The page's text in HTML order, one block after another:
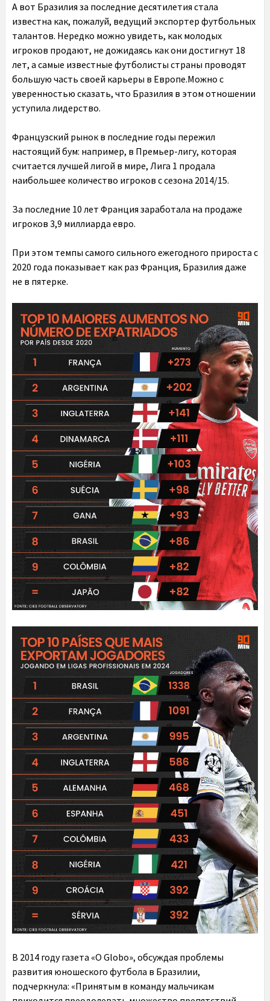
А вот Бразилия за последние десятилетия стала
известна как, пожалуй, ведущий экспортер футбольных
талантов. Нередко можно увидеть, как молодых
игроков продают, не дожидаясь как они достигнут 18
лет, а самые известные футболисты страны проводят
большую часть своей карьеры в Европе.Можно с
уверенностью сказать, что Бразилия в этом отношении
уступила лидерство.
Французский рынок в последние годы пережил
настоящий бум: например, в Премьер-лигу, которая
считается лучшей лигой в мире, Лига 1 продала
наибольшее количество игроков с сезона 2014/15.
За последние 10 лет Франция заработала на продаже
игроков 3,9 миллиарда евро.
При этом темпы самого сильного ежегодного прироста с
2020 года показывает как раз Франция, Бразилия даже
не в пятерке.
В 2014 году газета «O Globo», обсуждая проблемы
развития юношеского футбола в Бразилии,
подчеркнула: «Принятым в команду мальчикам